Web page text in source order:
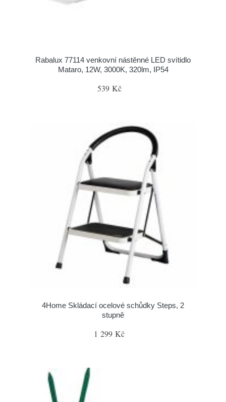
Rabalux 77114 venkovní nástěnné LED svítidlo
Mataro, 12W, 3000K, 320lm, IP54
539 Kč
4Home Skládací ocelové schůdky Steps, 2
stupně
1 299 Kč